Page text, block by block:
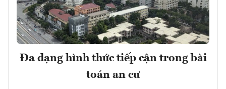
Đa dạng hình thức tiếp cận trong bài
toán an cư